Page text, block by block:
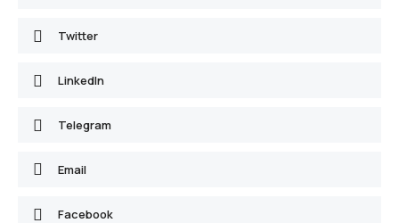
Twitter
LinkedIn
Telegram
Email
Facebook